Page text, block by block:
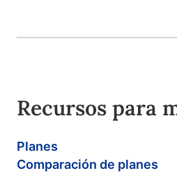
Recursos para
Planes
Comparación de planes